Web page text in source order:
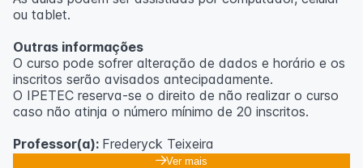
ou tablet.
Outras informações
O curso pode sofrer alteração de dados e horário e os
inscritos serão avisados ​​antecipadamente.
O IPETEC reserva-se o direito de não realizar o curso
caso não atinja o número mínimo de 20 inscritos.
Professor(a): Frederyck Teixeira
Ver mais